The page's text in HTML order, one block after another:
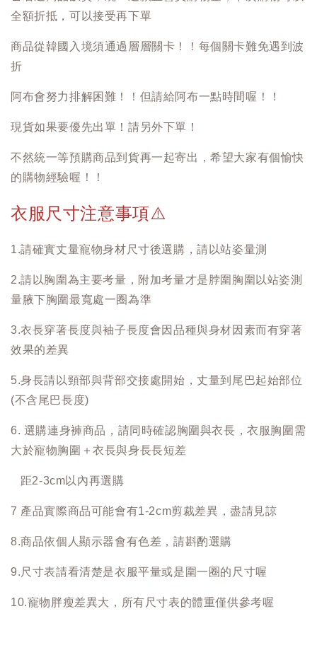
全額折抵，可以接受再下單
商品從韓國入境須通過層層關卡！！每個關卡難免遇到波
折
阿布會努力排解困難！！但請給阿布一點時間喔！！
現貨如果要優先出單！請另外下單！
不然統一等預購商品到貨再一起寄出，希望大家有個愉快
的購物經驗喔！！
衣服尺寸注意事項⚠️
1.請確實丈量寵物身材尺寸後選購，請以站姿量測
2.請以胸圍為主要考量，附加考量才是脖圍胸圍以站姿測
量腋下胸圍最寬處一圈為準
3.衣長穿著長度與袖子長度會因品種與身材因素而有穿著
效果的差異
5.身長請以頸部與背部交接處開始，丈量到尾巴起始部位
(不含尾巴長度)
6. 選購連身褲商品，請同時確認胸圍與衣長，衣服胸圍需
大於寵物胸圍＋衣長與身長長短差
距2-3cm以內再選購
7 產品實際商品可能會有1-2cm剪裁差異，盡請見諒
8.商品依個人顯示器會有色差，請斟酌選購
9.尺寸表請看清楚是衣服平量或是圍一圈的尺寸喔
10.寵物胖瘦差異大，所有尺寸表的體重僅供參考喔